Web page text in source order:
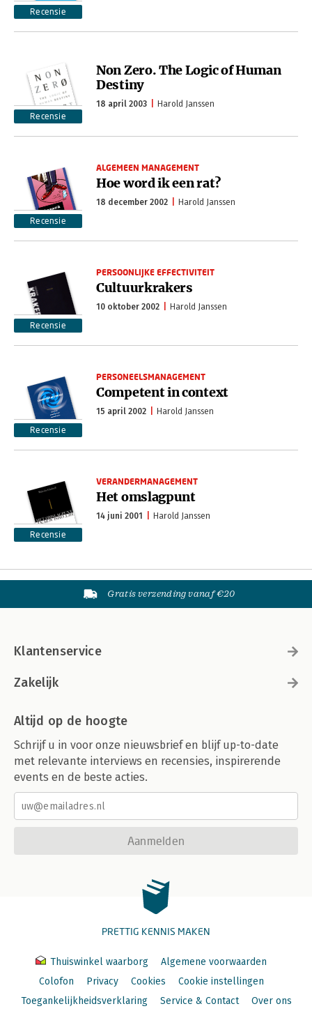
Recensie
Recensie
Non Zero. The Logic of Human
Destiny
18 april 2003 Harold Janssen
Recensie
ALGEMEEN MANAGEMENT
Hoe word ik een rat?
18 december 2002 Harold Janssen
Recensie
PERSOONLIJKE EFFECTIVITEIT
Cultuurkrakers
10 oktober 2002 Harold Janssen
Recensie
PERSONEELSMANAGEMENT
Competent in context
15 april 2002 Harold Janssen
Recensie
VERANDERMANAGEMENT
Het omslagpunt
14 juni 2001 Harold Janssen
Gratis verzending vanaf €20
Klantenservice
Zakelijk
Altijd op de hoogte
Schrijf u in voor onze nieuwsbrief en blijf up-to-date
met relevante interviews en recensies, inspirerende
events en de beste acties.
Aanmelden
PRETTIG KENNIS MAKEN
Thuiswinkel waarborg
Algemene voorwaarden
Colofon
Privacy Cookies
Cookie instellingen
Toegankelijkheidsverklaring
Service & Contact Over ons